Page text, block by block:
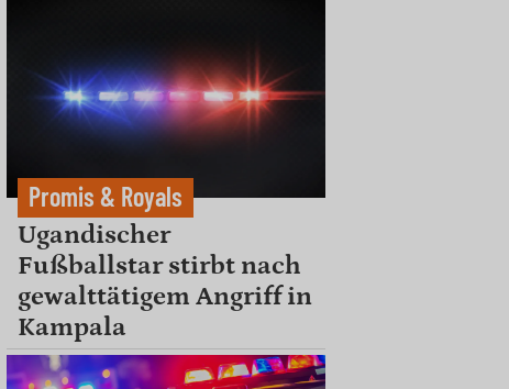
Promis & Royals
Ugandischer
Fußballstar stirbt nach
gewalttätigem Angriff in
Kampala